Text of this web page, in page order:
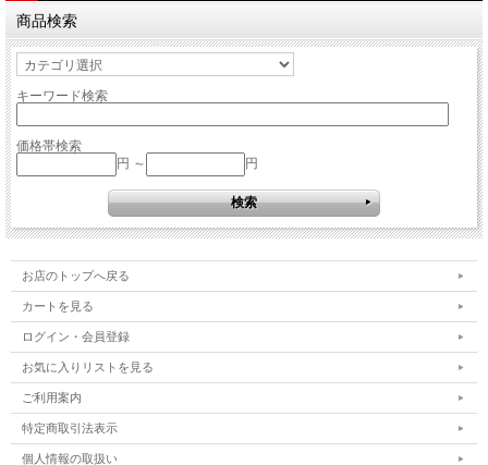
商品検索
キーワード検索
価格帯検索
円 ～
円
お店のトップへ戻る
カートを見る
ログイン・会員登録
お気に入りリストを見る
ご利用案内
特定商取引法表示
個人情報の取扱い